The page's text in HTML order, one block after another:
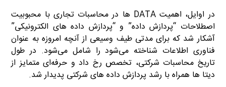
در اوایل، اهمیت DATA ها در محاسبات تجاری با محبوبیت
اصطلاحات “پردازش داده” و “پردازش داده های الکترونیکی”
آشکار شد که برای مدتی طیف وسیعی از آنچه امروزه به عنوان
فناوری اطلاعات شناخته می‌شود را شامل می‌شود. در طول
تاریخ محاسبات شرکتی، تخصص رخ داد و حرفه‌ای متمایز از
دیتا ها همراه با رشد پردازش داده های شرکتی پدیدار شد.